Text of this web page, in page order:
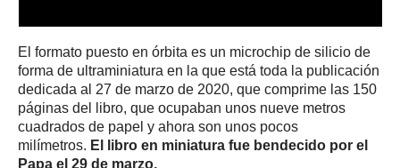
El formato puesto en órbita es un microchip de silicio de
forma de ultraminiatura en la que está toda la publicación
dedicada al 27 de marzo de 2020, que comprime las 150
páginas del libro, que ocupaban unos nueve metros
cuadrados de papel y ahora son unos pocos
milímetros. El libro en miniatura fue bendecido por el
Papa el 29 de marzo.